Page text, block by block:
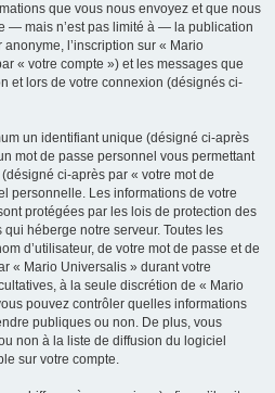
que vous nous envoyez et que nous
— mais n’est pas limité à — la publication
l’inscription sur « Mario
« votre compte ») et les messages que
et lors de votre connexion (désignés ci-
un identifiant unique (désigné ci-après
mot de passe personnel vous permettant
ci-après par « votre mot de
personnelle. Les informations de votre
protégées par les lois de protection des
héberge notre serveur. Toutes les
d’utilisateur, de votre mot de passe et de
« Mario Universalis » durant votre
à la seule discrétion de « Mario
pouvez contrôler quelles informations
publiques ou non. De plus, vous
non à la liste de diffusion du logiciel
sur votre compte.